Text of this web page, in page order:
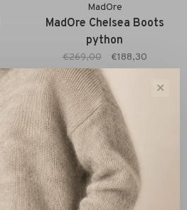
MadOre
MadOre Chelsea Boots
python
€269,00 €188,30
✕